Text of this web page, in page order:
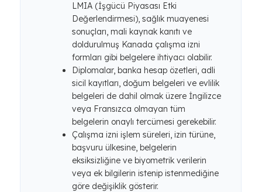
LMIA (İşgücü Piyasası Etki
Değerlendirmesi), sağlık muayenesi
sonuçları, mali kaynak kanıtı ve
doldurulmuş Kanada çalışma izni
formları gibi belgelere ihtiyacı olabilir.
Diplomalar, banka hesap özetleri, adli
sicil kayıtları, doğum belgeleri ve evlilik
belgeleri de dahil olmak üzere İngilizce
veya Fransızca olmayan tüm
belgelerin onaylı tercümesi gerekebilir.
Çalışma izni işlem süreleri, izin türüne,
başvuru ülkesine, belgelerin
eksiksizliğine ve biyometrik verilerin
veya ek bilgilerin istenip istenmediğine
göre değişiklik gösterir.